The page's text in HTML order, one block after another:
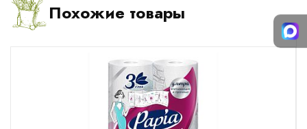
Похожие товары